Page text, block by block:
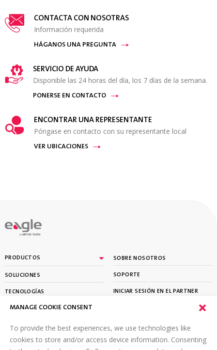
MANAGE COOKIE CONSENT
To provide the best experiences, we use technologies like
cookies to store and/or access device information. Consenting
CONTACTA CON NOSOTRAS
Información requerida
HÁGANOS UNA PREGUNTA
SERVICIO DE AYUDA
Disponible las 24 horas del día, los 7 días de la semana.
PONERSE EN CONTACTO
ENCONTRAR UNA REPRESENTANTE
Póngase en contacto con su representante local
VER UBICACIONES
By
PRODUCTOS
SOLUCIONES
TECNOLOGÍAS
APRENDER
SOBRE NOSOTROS
SOPORTE
INICIAR SESIÓN EN EL PARTNER
SUSCRÍBETE A NUESTRO BOLETÍN